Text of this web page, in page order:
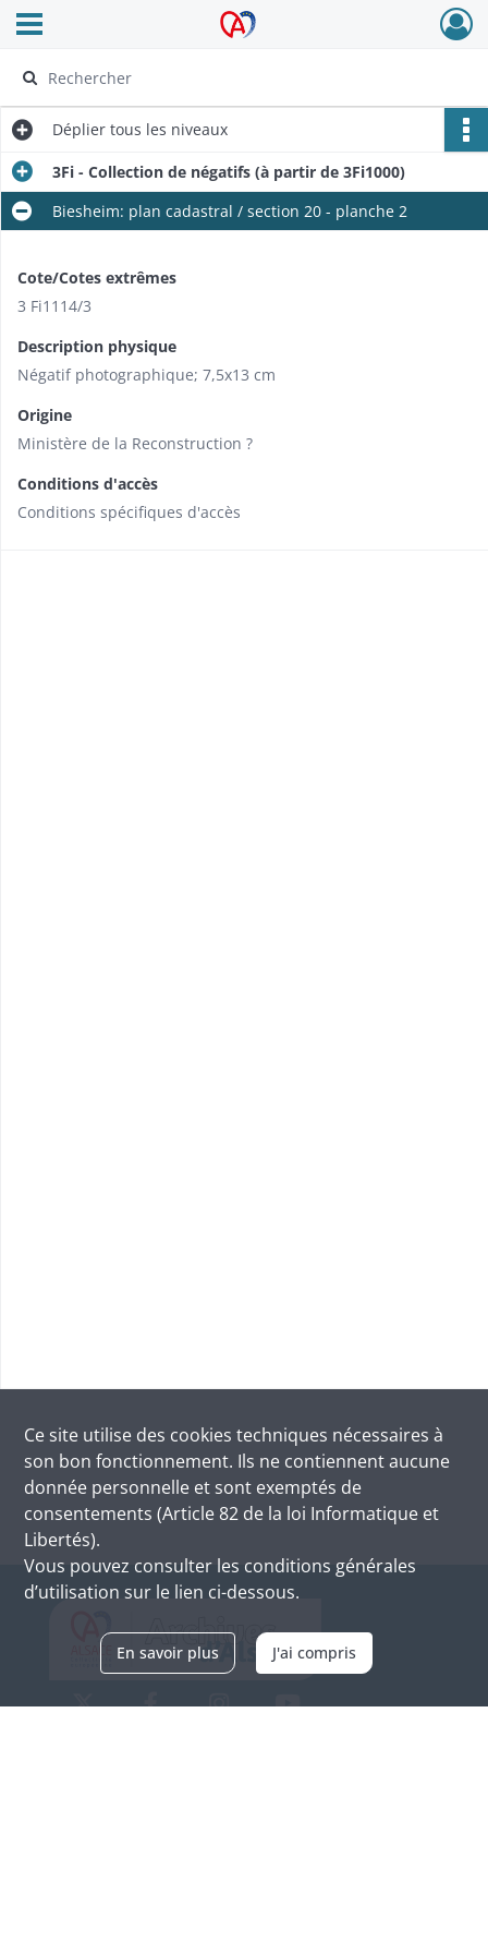
Archives Alsace - Colmar
Ouvrir le menu déroulant
Déplier tous les niveaux
3Fi - Collection de négatifs (à partir de 3Fi1000)
Biesheim: plan cadastral / section 20 - planche 2
Cote/Cotes extrêmes
3 Fi1114/3
Description physique
Négatif photographique; 7,5x13 cm
Origine
Ministère de la Reconstruction ?
Conditions d'accès
Conditions spécifiques d'accès
Ce site utilise des cookies techniques nécessaires à
son bon fonctionnement. Ils ne contiennent aucune
donnée personnelle et sont exemptés de
consentements (Article 82 de la loi Informatique et
Libertés).
Vous pouvez consulter les conditions générales
d’utilisation sur le lien ci-dessous.
En savoir plus J'ai compris